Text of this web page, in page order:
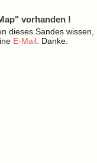
vorhanden !
dieses Sandes wissen,
E-Mail . Danke.